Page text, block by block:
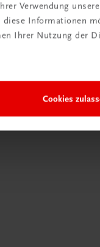
Verwendung
diese Informationen
Ihrer Nutzung der
Cookies